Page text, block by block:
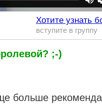
Хотите узнать
вступите в группу
;-)
больше